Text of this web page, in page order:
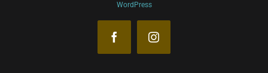
WordPress
FacebookInstagram